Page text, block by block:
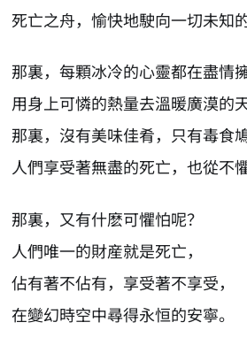
死亡之舟，愉快地駛向一切未知
那裏，每顆冰冷的心靈都在盡情
用身上可憐的熱量去溫暖廣漠的天
那裏，沒有美味佳肴，只有毒食鳩
人們享受著無盡的死亡，也從不
那裏，又有什麽可懼怕呢？
人們唯一的財産就是死亡，
佔有著不佔有，享受著不享受，
在變幻時空中尋得永恒的安寧。